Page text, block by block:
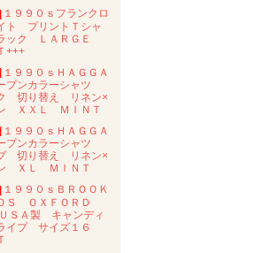
１９９０ｓフランクロ
ト プリントＴシャ
ック ＬＡＲＧＥ
+++
１９９０ｓＨＡＧＧＡ
プンカラーシャツ
切り替え リネン×
ＸＸＬ ＭＩＮＴ
１９９０ｓＨＡＧＧＡ
プンカラーシャツ
切り替え リネン×
ＸＬ ＭＩＮＴ
１９９０ｓＢＲＯＯＫ
Ｓ ＯＸＦＯＲＤ
ＳＡ製 キャンディ
イプ サイズ１６